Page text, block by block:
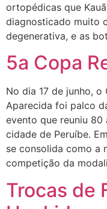
ortopédicas que
diagnosticado muito
degenerativa, e as
5a Copa
No dia 17 de junho, o
Aparecida foi palco
evento que reuniu
cidade de Peruíbe.
se consolida como a
competição da
Trocas de